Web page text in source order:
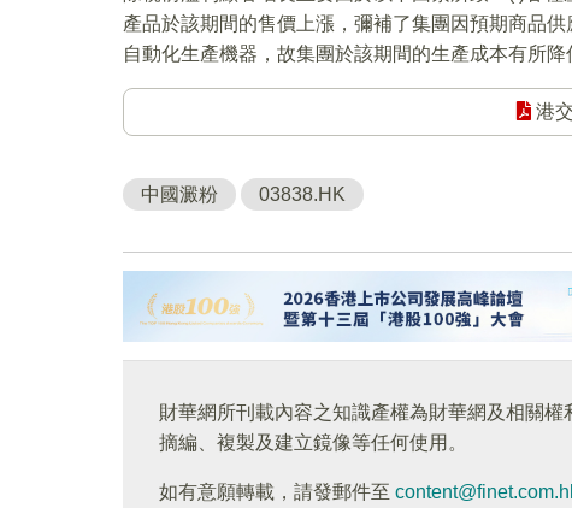
產品於該期間的售價上漲，彌補了集團因預期商品
自動化生產機器，故集團於該期間的生產成本有所降
港
中國澱粉 03838.HK
財華網所刊載內容之知識產權為財華網及相關
摘編、複製及建立鏡像等任何使用。
如有意願轉載，請發郵件至